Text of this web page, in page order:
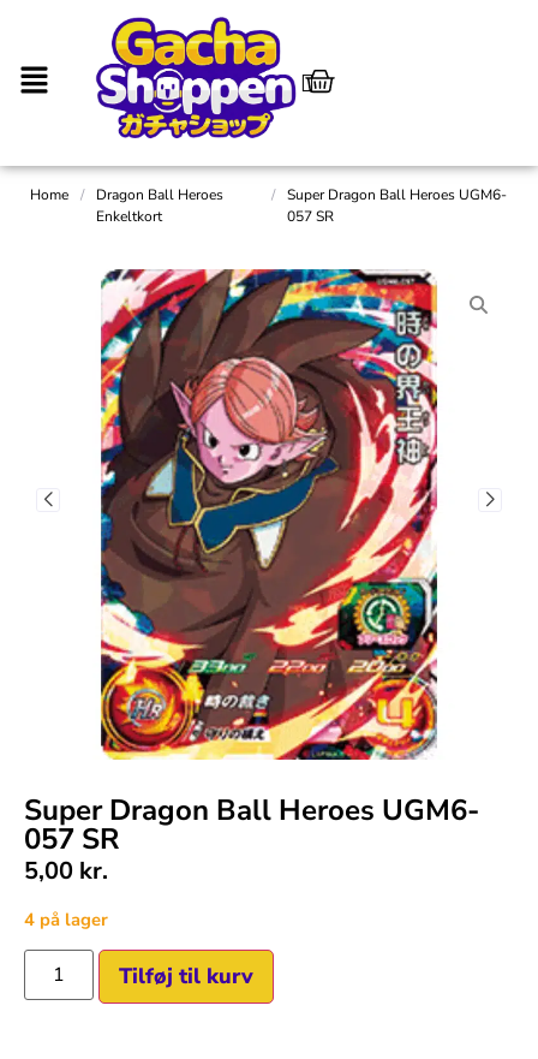
Home /
Dragon Ball Heroes
Enkeltkort
/
Super Dragon Ball Heroes UGM6-
057 SR
Super Dragon Ball Heroes UGM6-
057 SR
5,00 kr.
4 på lager
Tilføj til kurv